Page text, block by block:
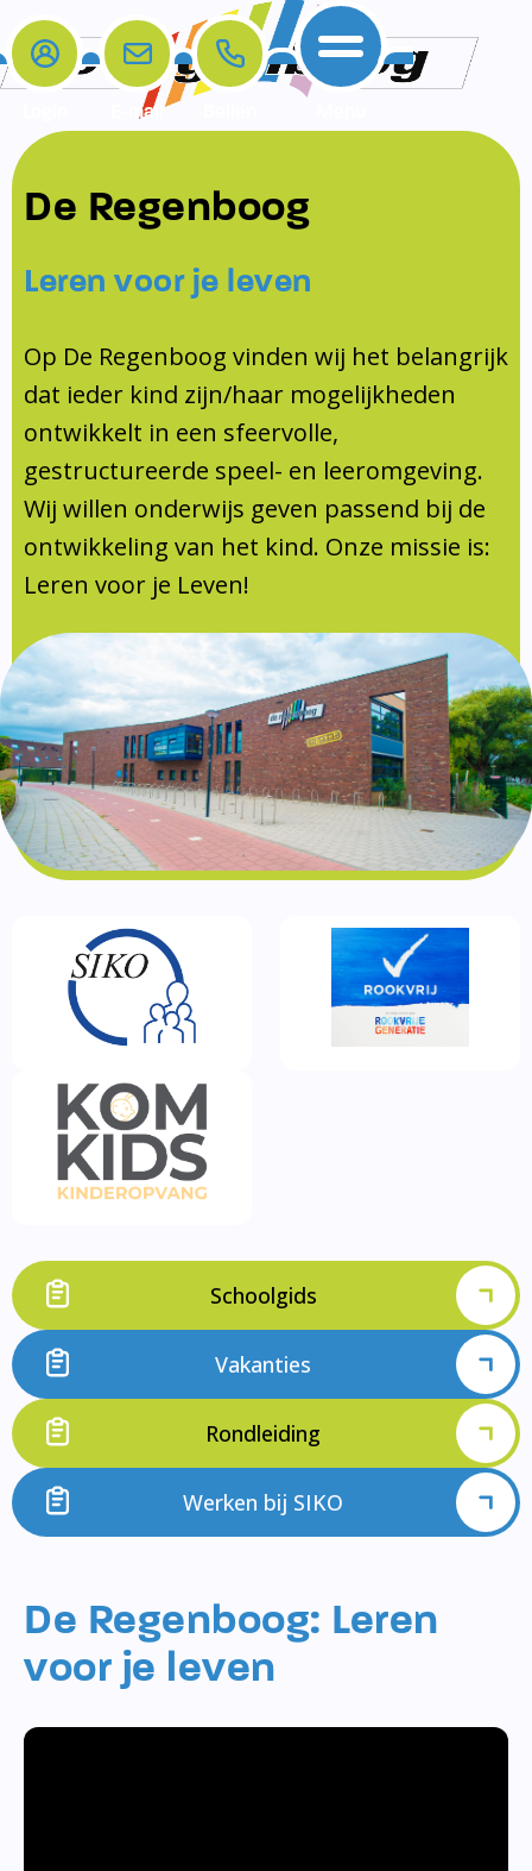
Home
De school
Opleiding en Stage
KomKids
Schoolvakanties
Ouderraad
Medezeggenschapsraad
Documentatie
Formulieren
SIKO
Ouders
Ouders
Contact
Contact
Contact
Samenwerkingen
Samenwerkingen
Schoollogopedist
E-mail
De Regenboog
Leren voor je leven
Op De Regenboog vinden wij het belangrijk
dat ieder kind zijn/haar mogelijkheden
ontwikkelt in een sfeervolle,
gestructureerde speel- en leeromgeving.
Wij willen onderwijs geven passend bij de
ontwikkeling van het kind. Onze missie is:
Leren voor je Leven!
Schoolgids
Vakanties
Rondleiding
Werken bij SIKO
De Regenboog: Leren
voor je leven